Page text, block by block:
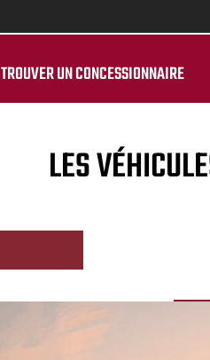
TROUVER UN CONCESSIONNAIRE
LES